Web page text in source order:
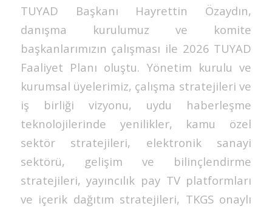
TUYAD Başkanı Hayrettin Özaydın,
danışma kurulumuz ve komite
başkanlarımızın çalışması ile 2026 TUYAD
Faaliyet Planı oluştu. Yönetim kurulu ve
kurumsal üyelerimiz, çalışma stratejileri ve
iş birliği vizyonu, uydu haberleşme
teknolojilerinde yenilikler, kamu özel
sektör stratejileri, elektronik sanayi
sektörü, gelişim ve bilinçlendirme
stratejileri, yayıncılık pay TV platformları
ve içerik dağıtım stratejileri, TKGS onaylı